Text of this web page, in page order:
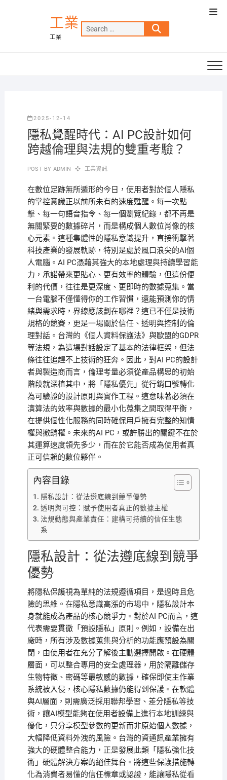
工業
工業
Search
…
2025-12-14
隱私覺醒時代：AI PC設計如何
跨越倫理與法規的雙重考驗？
POST BY ADMIN 工業資訊
在數位足跡無所遁形的今日，使用者對於個人隱私
的掌控意識正以前所未有的速度甦醒。每一次點
擊、每一句語音指令、每一個瀏覽紀錄，都不再是
無關緊要的數據碎片，而是構成個人數位肖像的核
心元素。這種集體性的隱私意識提升，直接衝擊著
科技產業的發展軌跡，特別是處於風口浪尖的AI個
人電腦。AI PC憑藉其強大的本地處理與持續學習能
力，承諾帶來更貼心、更有效率的體驗，但這份便
利的代價，往往是更深度、更即時的數據蒐集。當
一台電腦不僅懂得你的工作習慣，還能預測你的情
緒與需求時，界線應該劃在哪裡？這已不僅是技術
規格的競賽，更是一場關於信任、透明與控制的倫
理對話。台灣的《個人資料保護法》與歐盟的GDPR
等法規，為這場對話設定了基本的法律框架，但法
條往往追趕不上技術的狂奔。因此，對AI PC的設計
者與製造商而言，倫理考量必須從產品構思的初始
階段就深植其中，將「隱私優先」從行銷口號轉化
為可驗證的設計原則與實作工程。這意味著必須在
演算法的效率與數據的最小化蒐集之間取得平衡，
在提供個性化服務的同時確保用戶擁有完整的知情
權與撤銷權。未來的AI PC，或許勝出的關鍵不在於
其運算速度領先多少，而在於它能否成為使用者真
正可信賴的數位夥伴。
內容目錄
隱私設計：從法遵底線到競爭優勢
透明與可控：賦予使用者真正的數據主權
法規動態與產業責任：建構可持續的信任生態
系
隱私設計：從法遵底線到競爭
優勢
將隱私保護視為單純的法規遵循項目，是過時且危
險的思維。在隱私意識高漲的市場中，隱私設計本
身就能成為產品的核心競爭力。對於AI PC而言，這
代表需要貫徹「預設隱私」原則。例如，設備在出
廠時，所有涉及數據蒐集與分析的功能應預設為關
閉，由使用者在充分了解後主動選擇開啟。在硬體
層面，可以整合專用的安全處理器，用於隔離儲存
生物特徵、密碼等最敏感的數據，確保即使主作業
系統被入侵，核心隱私數據仍能得到保護。在軟體
與AI層面，則需廣泛採用聯邦學習、差分隱私等技
術，讓AI模型能夠在使用者設備上進行本地訓練與
優化，只分享模型參數的更新而非原始個人數據，
大幅降低資料外洩的風險。台灣的資通訊產業擁有
強大的硬體整合能力，正是發展此類「隱私強化技
術」硬體解決方案的絕佳舞台。將這些保護措施轉
化為消費者易懂的信任標章或認證，能讓隱私從看